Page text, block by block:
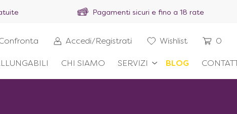
Pagamenti sicuri e fino a 18 rate
CHI SIAMO SERVIZI BLOG
Accedi/Registrati Wishlist 0